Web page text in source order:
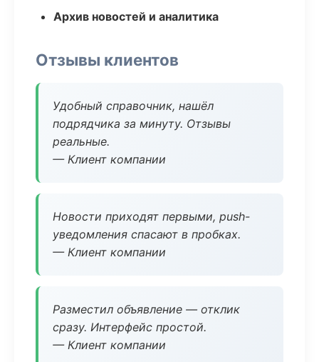
Архив новостей и аналитика
Отзывы клиентов
Удобный справочник, нашёл
подрядчика за минуту. Отзывы
реальные.
— Клиент компании
Новости приходят первыми, push-
уведомления спасают в пробках.
— Клиент компании
Разместил объявление — отклик
сразу. Интерфейс простой.
— Клиент компании